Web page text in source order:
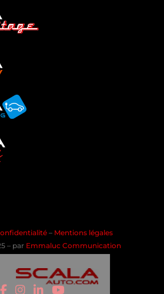
– Mentions légales
– par Emmaluc Communication